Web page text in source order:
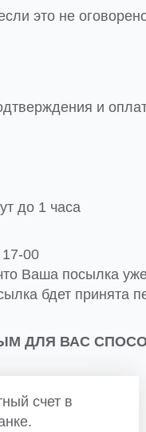
это не
и
до 1 часа
00
Ваша посылка
бдет принята
ДЛЯ ВАС
счет в